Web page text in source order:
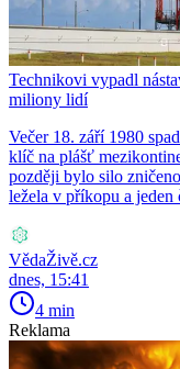
Technikovi vypadl
miliony lidí
Večer 18. září 1980
klíč na plášť
později bylo silo
ležela v příkopu a
VědaŽivě.cz
dnes, 15:41
4 min
Reklama